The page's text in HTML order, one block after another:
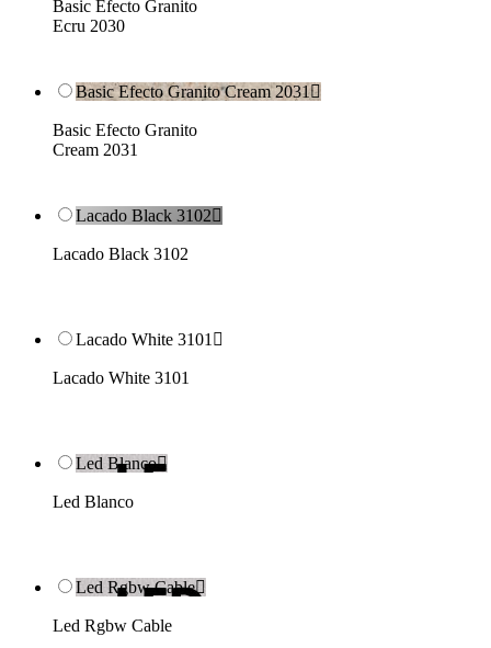
Basic Efecto Granito
Ecru 2030
Basic Efecto Granito Cream 2031
Basic Efecto Granito
Cream 2031
Lacado Black 3102
Lacado Black 3102
Lacado White 3101 
Lacado White 3101
Led Blanco
Led Blanco
Led Rgbw Cable
Led Rgbw Cable